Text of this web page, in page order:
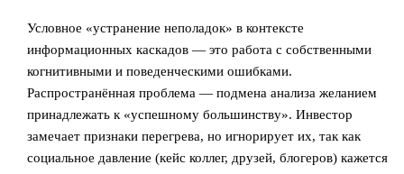
Условное «устранение неполадок» в контексте
информационных каскадов — это работа с собственными
когнитивными и поведенческими ошибками.
Распространённая проблема — подмена анализа желанием
принадлежать к «успешному большинству». Инвестор
замечает признаки перегрева, но игнорирует их, так как
социальное давление (кейс коллег, друзей, блогеров) кажется